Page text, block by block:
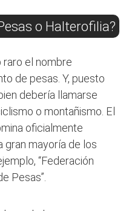
o Halterofilia?
el nombre
de pesas. Y, puesto
debería llamarse
o montañismo. El
oficialmente
gran mayoría de los
“Federación
Pesas”.